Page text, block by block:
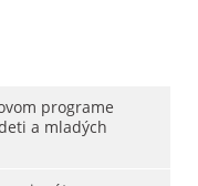
programe
a mladých